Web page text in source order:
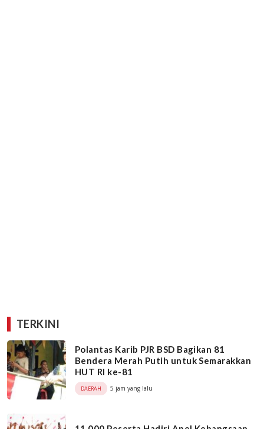
TERKINI
Polantas Karib PJR BSD Bagikan 81
Bendera Merah Putih untuk Semarakkan
HUT RI ke-81
DAERAH 5 jam yang lalu